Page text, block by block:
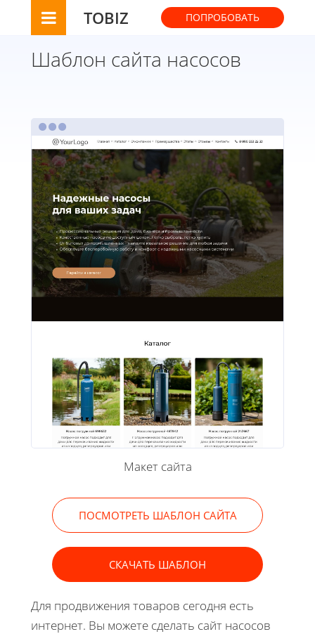
TOBIZ ПОПРОБОВАТЬ
Шаблон сайта насосов
Макет сайта
ПОСМОТРЕТЬ ШАБЛОН САЙТА
СКАЧАТЬ ШАБЛОН
Для продвижения товаров сегодня есть
интернет. Вы можете сделать сайт насосов